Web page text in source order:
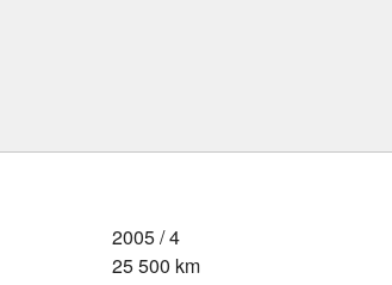
2005 / 4
25 500 km